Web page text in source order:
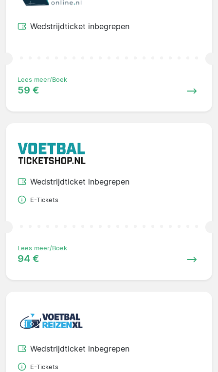
Wedstrijdticket inbegrepen
Lees meer/Boek
59 €
Wedstrijdticket inbegrepen
E-Tickets
Lees meer/Boek
94 €
Wedstrijdticket inbegrepen
E-Tickets